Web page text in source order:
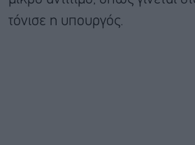
τόνισε η υπουργός.